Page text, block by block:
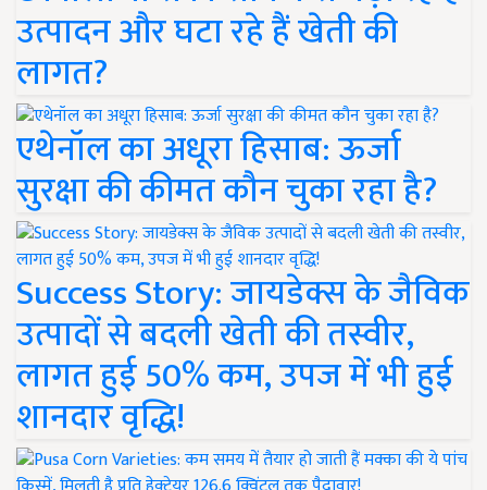
उत्पादन और घटा रहे हैं खेती की
लागत?
एथेनॉल का अधूरा हिसाब: ऊर्जा
सुरक्षा की कीमत कौन चुका रहा है?
Success Story: जायडेक्स के जैविक
उत्पादों से बदली खेती की तस्वीर,
लागत हुई 50% कम, उपज में भी हुई
शानदार वृद्धि!